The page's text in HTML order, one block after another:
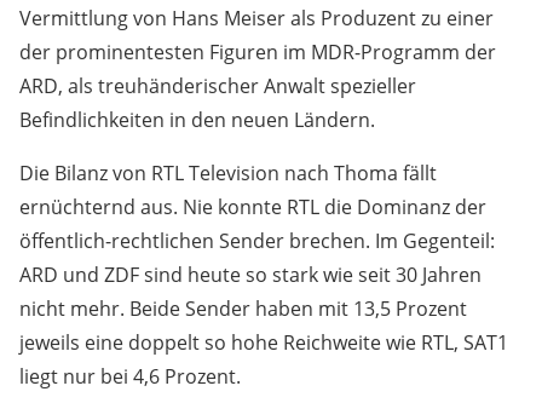
Vermittlung von Hans Meiser als Produzent zu einer
der prominentesten Figuren im MDR-Programm der
ARD, als treuhänderischer Anwalt spezieller
Befindlichkeiten in den neuen Ländern.
Die Bilanz von RTL Television nach Thoma fällt
ernüchternd aus. Nie konnte RTL die Dominanz der
öffentlich-rechtlichen Sender brechen. Im Gegenteil:
ARD und ZDF sind heute so stark wie seit 30 Jahren
nicht mehr. Beide Sender haben mit 13,5 Prozent
jeweils eine doppelt so hohe Reichweite wie RTL, SAT1
liegt nur bei 4,6 Prozent.